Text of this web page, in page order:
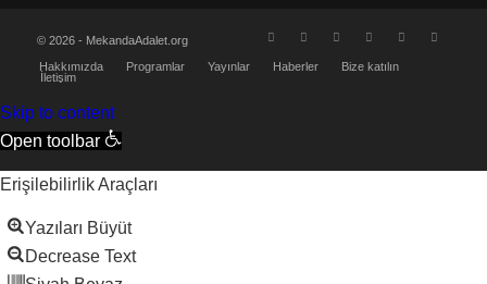
© 2026 - MekandaAdalet.org
Hakkımızda
Programlar Yayınlar Haberler
Bize katılın
İletişim
Skip to content
Open toolbar
Erişilebilirlik Araçları
Yazıları Büyüt
Decrease Text